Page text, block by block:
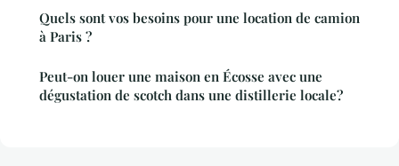
Quels sont vos besoins pour une location de camion
à Paris ?
Peut-on louer une maison en Écosse avec une
dégustation de scotch dans une distillerie locale?